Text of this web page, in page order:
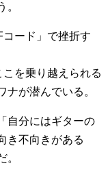
。
ード」で挫折す
を乗り越えられる
が潜んでいる。
自分にはギターの
き不向きがある
。